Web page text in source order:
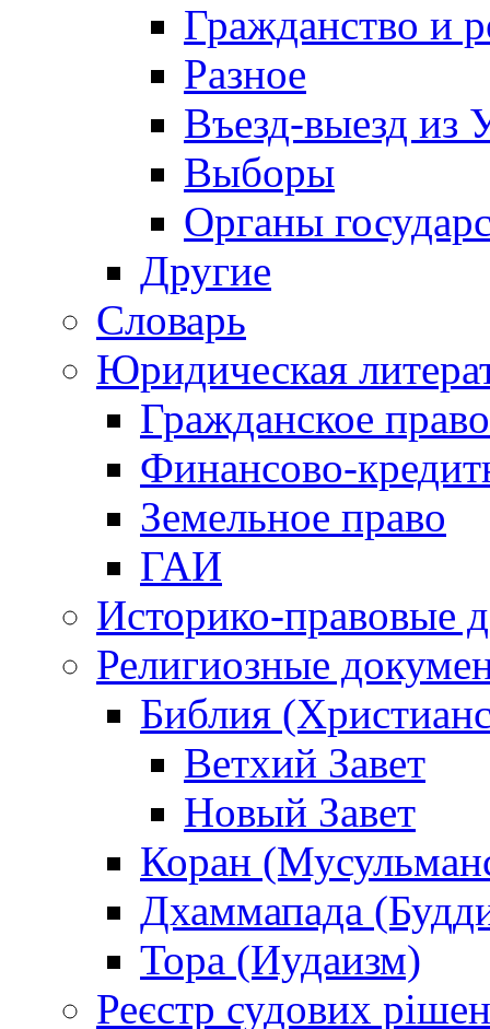
Гражданство и
Разное
Въезд-выезд из
Выборы
Органы
Другие
Словарь
Юридическая
Гражданское право
Финансово-
Земельное право
ГАИ
Историко-правовые
Религиозные
Библия
Ветхий Завет
Новый Завет
Коран
Дхаммапада
Тора (Иудаизм)
Реєстр судових